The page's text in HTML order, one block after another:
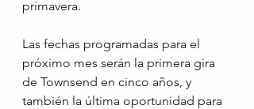
primavera.
Las fechas programadas para el
próximo mes serán la primera gira
de Townsend en cinco años, y
también la última oportunidad para